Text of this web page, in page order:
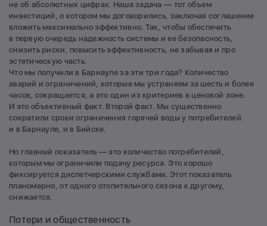
не об абсолютных цифрах. Наша задача — тот объем
инвестиций, о котором мы договорились, заключая соглашение
вложить максимально эффективно. Так, чтобы обеспечить
в первую очередь надежность системы и ее безопасность,
снизить риски, повысить эффективность, не забывая и про
эстетическую часть.
Что мы получили в Барнауле за эти три года? Количество
аварий и ограничений, которые мы устраняем за шесть и более
часов, сокращается, а это один из критериев в ценовой зоне.
И это объективный факт. Второй факт. Мы существенно
сократили сроки ограничения горячей воды у потребителей
и в Барнауле, и в Бийске.
Но главный показатель — это количество потребителей,
которым мы ограничили подачу ресурса. Это хорошо
фиксируется диспетчерскими службами. Этот показатель
планомерно, от одного отопительного сезона к другому,
снижается.
Потери и общественность